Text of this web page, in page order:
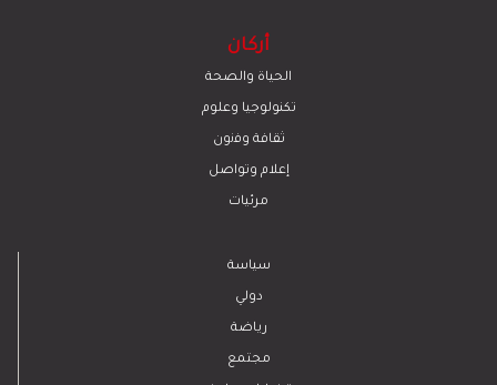
أركان
الحياة والصحة
تكنولوجيا وعلوم
ﺛﻘﺎﻓﺔ وﻓﻧون
إعلام وتواصل
مرئيات
سياسة
دولي
رياضة
مجتمع